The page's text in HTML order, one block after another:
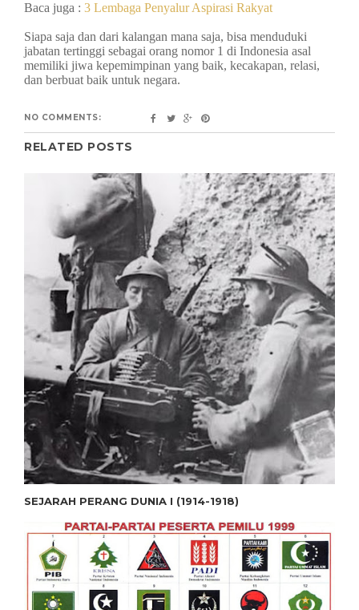
Baca juga : 3 Lembaga Penyalur Aspirasi Rakyat
Siapa saja dan dari kalangan mana saja, bisa menduduki
jabatan tertinggi sebagai orang nomor 1 di Indonesia asal
memiliki jiwa kepemimpinan yang baik, kecakapan, relasi,
dan berbuat baik untuk negara.
NO COMMENTS:
RELATED POSTS
SEJARAH PERANG DUNIA I (1914-1918)